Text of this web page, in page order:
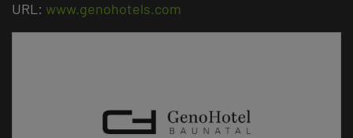
URL: www.genohotels.com